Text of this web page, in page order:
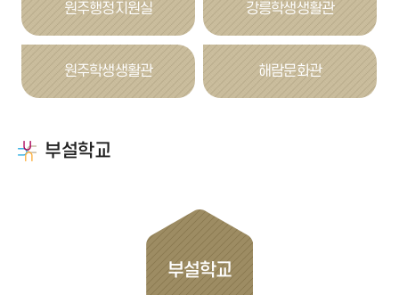
원주행정지원실 강릉학생생활관
원주학생생활관 해람문화관
부설학교
부설학교